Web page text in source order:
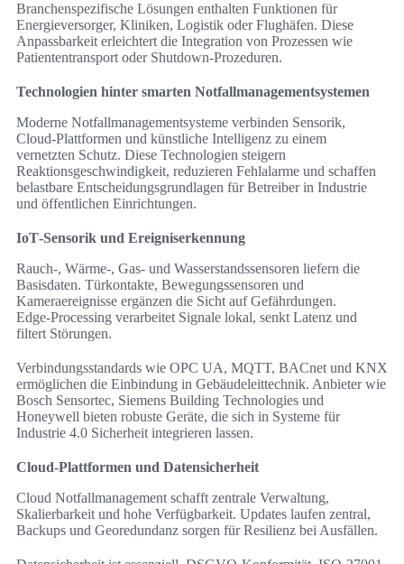
Branchenspezifische Lösungen enthalten Funktionen für
Energieversorger, Kliniken, Logistik oder Flughäfen. Diese
Anpassbarkeit erleichtert die Integration von Prozessen wie
Patiententransport oder Shutdown‑Prozeduren.
Technologien hinter smarten Notfallmanagementsystemen
Moderne Notfallmanagementsysteme verbinden Sensorik,
Cloud-Plattformen und künstliche Intelligenz zu einem
vernetzten Schutz. Diese Technologien steigern
Reaktionsgeschwindigkeit, reduzieren Fehlalarme und schaffen
belastbare Entscheidungsgrundlagen für Betreiber in Industrie
und öffentlichen Einrichtungen.
IoT‑Sensorik und Ereigniserkennung
Rauch-, Wärme-, Gas- und Wasserstandssensoren liefern die
Basisdaten. Türkontakte, Bewegungssensoren und
Kameraereignisse ergänzen die Sicht auf Gefährdungen.
Edge‑Processing verarbeitet Signale lokal, senkt Latenz und
filtert Störungen.
Verbindungsstandards wie OPC UA, MQTT, BACnet und KNX
ermöglichen die Einbindung in Gebäudeleittechnik. Anbieter wie
Bosch Sensortec, Siemens Building Technologies und
Honeywell bieten robuste Geräte, die sich in Systeme für
Industrie 4.0 Sicherheit integrieren lassen.
Cloud‑Plattformen und Datensicherheit
Cloud Notfallmanagement schafft zentrale Verwaltung,
Skalierbarkeit und hohe Verfügbarkeit. Updates laufen zentral,
Backups und Georedundanz sorgen für Resilienz bei Ausfällen.